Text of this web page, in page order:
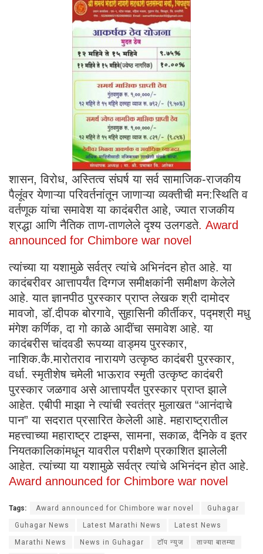
शासन, विरोध, अस्तित्व संघर्ष या सर्व सामाजिक-राजकीय
पैलूंवर येणाऱ्या परिवर्तनांतून जाणाऱ्या व्यक्तीची मन:स्थिति व
वर्तणूक यांचा समावेश या कादंबरीत आहे, ज्यात राजकीय
श्रद्धा आणि नैतिक ताण-ताणलेले दृश्य उलगडते. Award
announced for Chimbore war novel
त्यांच्या या यशामुळे सर्वत्र त्यांचे अभिनंदन होत आहे. या
कादंबरीवर आत्तापर्यंत दिग्गज समीक्षकांनी समीक्षण केलेले
आहे. यात ज्ञानपीठ पुरस्कार प्राप्त लेखक श्री दामोदर
मावजो, डॉ.दीपक बोरगावे, सुहासिनी कीर्तीकर, पद्मश्री मधु
मंगेश कर्णिक, दा गो काळे आदींचा समावेश आहे. या
कादंबरीस चांदवडी रूपय्या वाड्मय पुरस्कार,
नाशिक.कै.मारोतराव नारायणे उत्कृष्ठ कादंबरी पुरस्कार,
वर्धा. स्मृतीशेष चमेली भाऊराव स्मृती उत्कृष्ट कादंबरी
पुरस्कार जळगाव असे आत्तापर्यंत पुरस्कार प्राप्त झाले
आहेत. एबीपी माझा ने त्यांची स्वतंत्र मुलाखत “आनंदाचे
पान” या सदरात प्रसारित केलेली आहे. महाराष्ट्रातील
महत्त्वाच्या महाराष्ट्र टाइम्स, सामना, सकाळ, दैनिके व इतर
नियतकालिकांमधून यावरील परीक्षणे प्रकाशित झालेली
आहेत. त्यांच्या या यशामुळे सर्वत्र त्यांचे अभिनंदन होत आहे.
Award announced for Chimbore war novel
Tags: Award announced for Chimbore war novel Guhagar
Guhagar News Latest Marathi News Latest News
Marathi News News in Guhagar टॉप न्युज ताज्या बातम्या